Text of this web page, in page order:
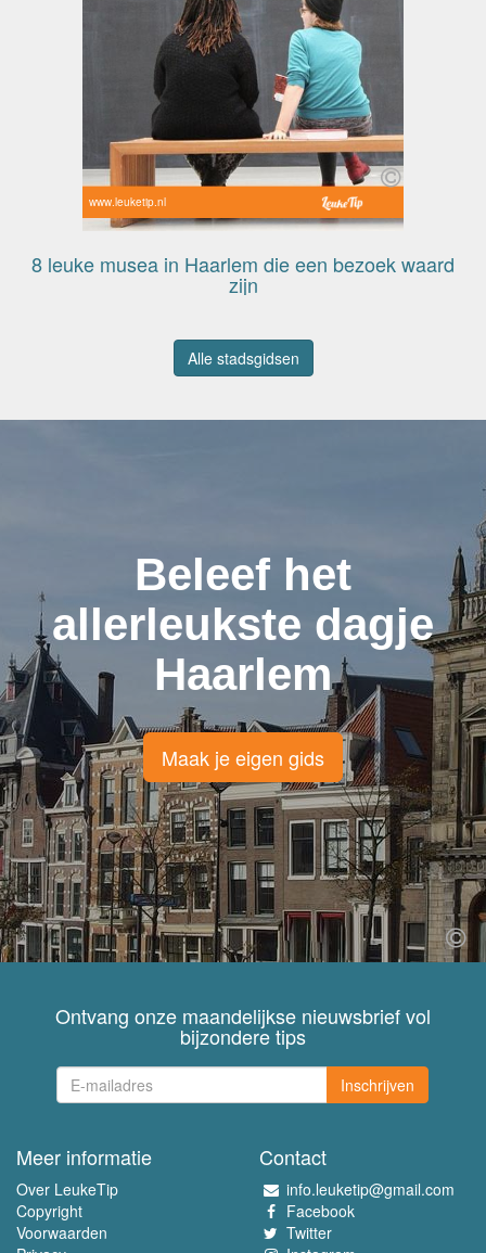
www.leuketip.nl
8 leuke musea in Haarlem die een bezoek waard
zijn
Alle stadsgidsen
Beleef het
allerleukste dagje
Haarlem
Maak je eigen gids
Ontvang onze maandelijkse nieuwsbrief vol
bijzondere tips
Inschrijven
Meer informatie
Over LeukeTip
Copyright
Voorwaarden
Contact
info.leuketip@gmail.com
Facebook
Twitter